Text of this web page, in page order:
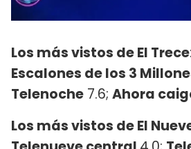
Los más vistos de El Trece:
Escalones de los 3
Telenoche 7.6; Ahora
Los más vistos de El